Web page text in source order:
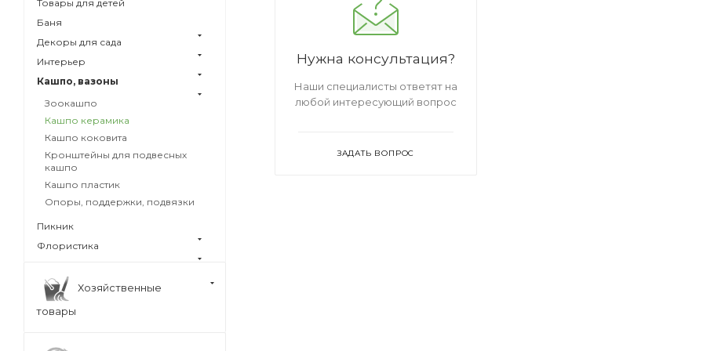
Нужна консультация?
Наши специалисты ответят на
любой интересующий вопрос
ЗАДАТЬ ВОПРОС
Товары для детей
Баня
Декоры для сада
Интерьер
Кашпо, вазоны
Зоокашпо
Кашпо керамика
Кашпо коковита
Кронштейны для подвесных
кашпо
Кашпо пластик
Опоры, поддержки, подвязки
Пикник
Флористика
Хозяйственные
товары